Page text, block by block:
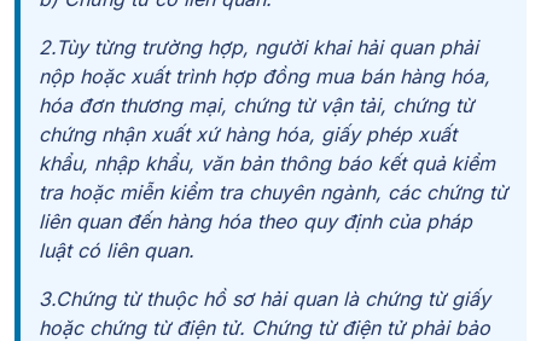
2.Tùy từng trường hợp, người khai hải quan phải
nộp hoặc xuất trình hợp đồng mua bán hàng hóa,
hóa đơn thương mại, chứng từ vận tải, chứng từ
chứng nhận xuất xứ hàng hóa, giấy phép xuất
khẩu, nhập khẩu, văn bản thông báo kết quả kiểm
tra hoặc miễn kiểm tra chuyên ngành, các chứng từ
liên quan đến hàng hóa theo quy định của pháp
luật có liên quan.
3.Chứng từ thuộc hồ sơ hải quan là chứng từ giấy
hoặc chứng từ điện tử. Chứng từ điện tử phải bảo